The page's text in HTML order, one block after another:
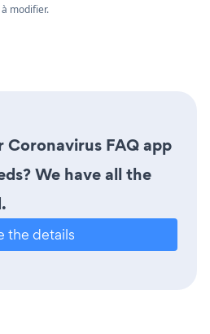
modifier.
Coronavirus FAQ app
We have all the
the details